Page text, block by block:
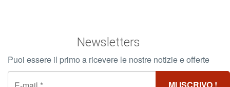
Newsletters
Puoi essere il primo a ricevere le nostre notizie e offerte